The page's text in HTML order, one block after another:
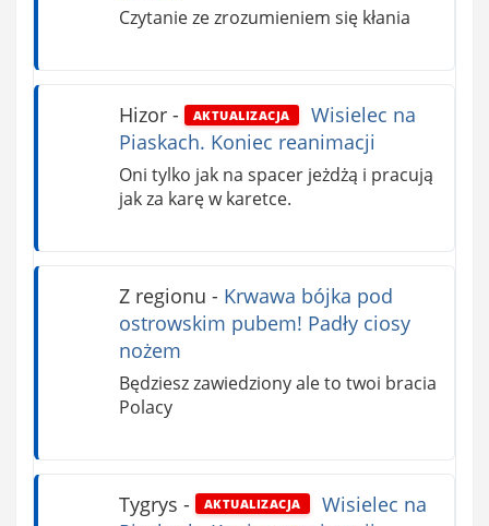
Czytanie ze zrozumieniem się kłania
Hizor- AKTUALIZACJA
Wisielec na
Piaskach. Koniec reanimacji
Oni tylko jak na spacer jeżdżą i pracują
jak za karę w karetce.
Z regionu - Krwawa bójka pod
ostrowskim pubem! Padły ciosy
nożem
Będziesz zawiedziony ale to twoi bracia
Polacy
Tygrys - AKTUALIZACJA
Wisielec na